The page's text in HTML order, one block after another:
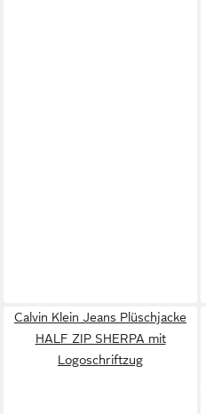
Calvin Klein Jeans Plüschjacke
HALF ZIP SHERPA mit
Logoschriftzug